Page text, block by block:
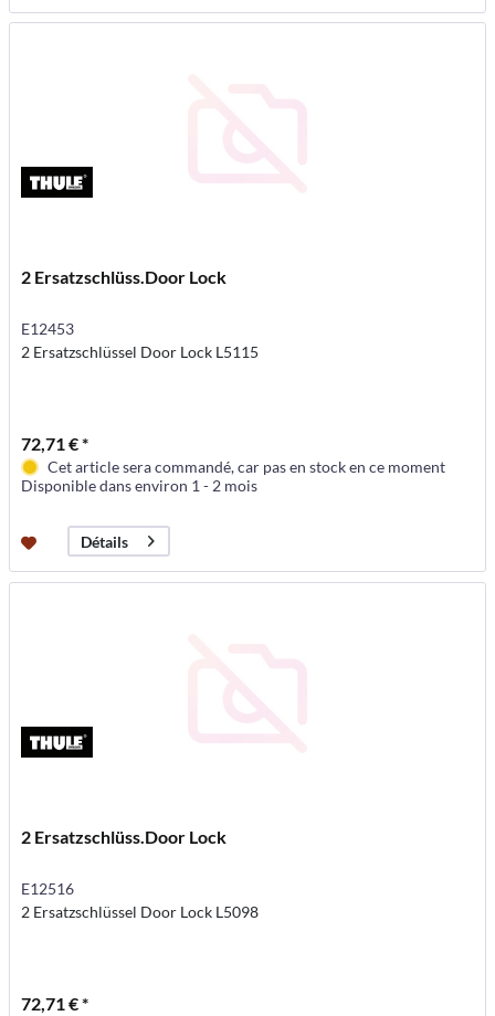
2 Ersatzschlüss.Door Lock
E12453
2 Ersatzschlüssel Door Lock L5115
72,71 € *
Cet article sera commandé, car pas en stock en ce moment
Disponible dans environ 1 - 2 mois
Détails
2 Ersatzschlüss.Door Lock
E12516
2 Ersatzschlüssel Door Lock L5098
72,71 € *